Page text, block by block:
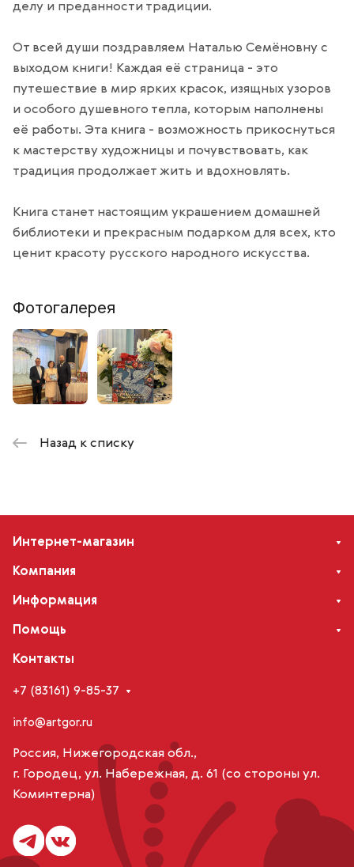
делу и преданности традиции.
От всей души поздравляем Наталью Семёновну с
выходом книги! Каждая её страница - это
путешествие в мир ярких красок, изящных узоров
и особого душевного тепла, которым наполнены
её работы. Эта книга - возможность прикоснуться
к мастерству художницы и почувствовать, как
традиция продолжает жить и вдохновлять.
Книга станет настоящим украшением домашней
библиотеки и прекрасным подарком для всех, кто
ценит красоту русского народного искусства.
Фотогалерея
Назад к списку
Интернет-магазин
Компания
Информация
Помощь
Контакты
+7 (83161) 9-85-37
info@artgor.ru
Россия, Нижегородская обл.,
г. Городец, ул. Набережная, д. 61 (со стороны ул.
Коминтерна)